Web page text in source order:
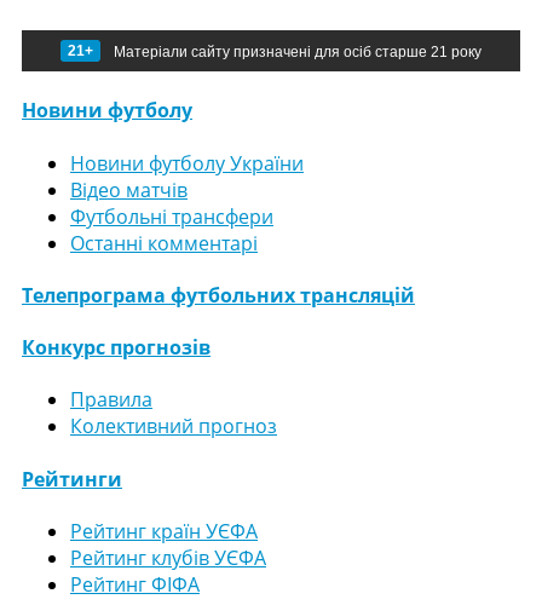
21+ Матеріали сайту призначені для осіб старше 21 року
Новини футболу
Новини футболу України
Відео матчів
Футбольні трансфери
Останні комментарі
Телепрограма футбольних трансляцій
Конкурс прогнозів
Правила
Колективний прогноз
Рейтинги
Рейтинг країн УЄФА
Рейтинг клубів УЄФА
Рейтинг ФІФА